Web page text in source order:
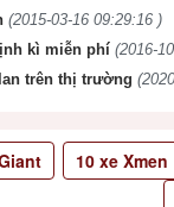
(2015-03-16 09:29:16 )
kì miễn phí (2016-
trên thị trường
10xe Xmen